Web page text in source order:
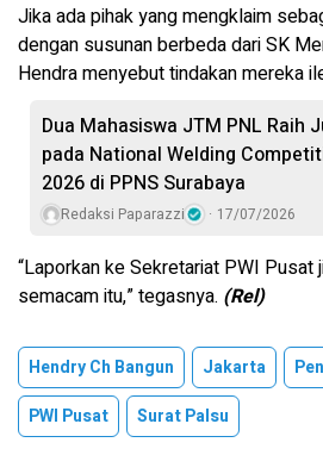
Jika ada pihak yang mengklaim
dengan susunan berbeda dari SK
Hendra menyebut tindakan mereka
Dua Mahasiswa JTM PNL Raih
pada National Welding
2026 di PPNS Surabaya
Redaksi Paparazzi 17/07/2026
“Laporkan ke Sekretariat PWI Pusat
semacam itu,” tegasnya. (Rel)
Hendry Ch Bangun Jakarta
PWI Pusat
Surat Palsu